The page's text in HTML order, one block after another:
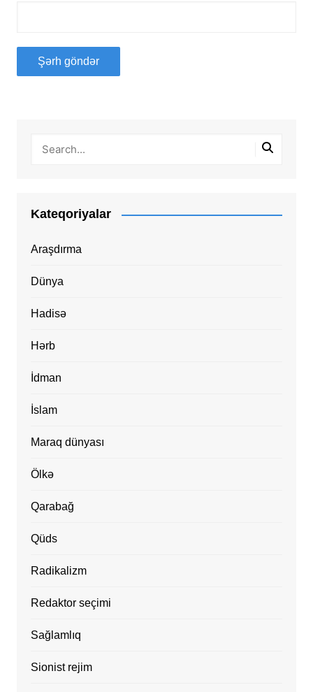
Kateqoriyalar
Araşdırma
Dünya
Hadisə
Hərb
İdman
İslam
Maraq dünyası
Ölkə
Qarabağ
Qüds
Radikalizm
Redaktor seçimi
Sağlamlıq
Sionist rejim